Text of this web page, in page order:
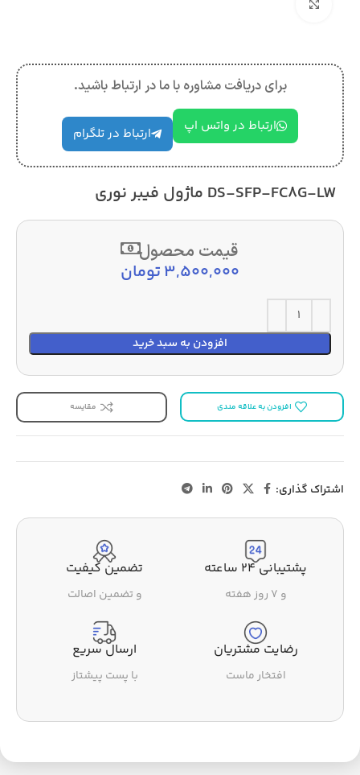
برای دریافت مشاوره با ما در ارتباط باشید.
ارتباط در واتس اپ ارتباط در تلگرام
DS-SFP-FC8G-LW ماژول فیبر نوری
قیمت محصول
3,500,000تومان
افزودن به سبد خرید
افزودن به علاقه مندی مقایسه
اشتراک گذاری:
پشتیبانی ۲۴ ساعته
و ۷ روز هفته
تضمین کیفیت
و تضمین اصالت
رضایت مشتریان
افتخار ماست
ارسال سریع
با پست پیشتاز